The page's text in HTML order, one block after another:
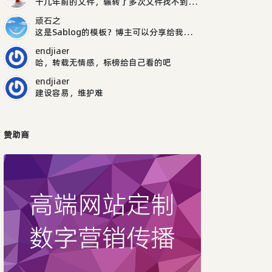
顽石之
这是Sablog的模板？博主可以分享给我吗，谢谢
endjiaer
哈，转载无情感，标榜给自己看的吧
endjiaer
建设容易，维护难
赞助商